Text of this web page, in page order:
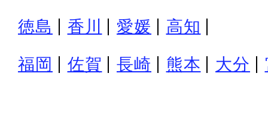
徳島 香川 愛媛 高知
福岡 佐賀 長崎 熊本 大分